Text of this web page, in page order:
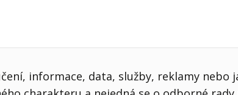
informace, data, služby, reklamy nebo